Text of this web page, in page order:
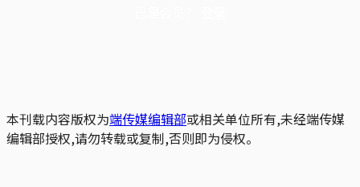
本刊载内容版权为端传媒编辑部或相关单位所有,未经端传媒
编辑部授权,请勿转载或复制,否则即为侵权。